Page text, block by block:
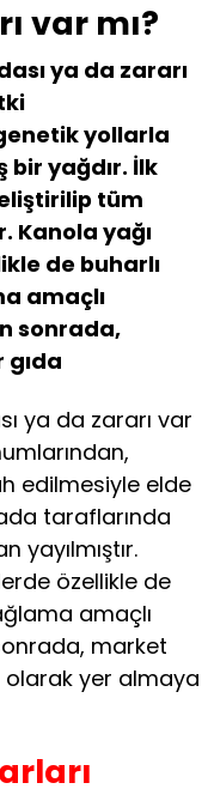
var mı?
ya da zararı
yollarla
bir yağdır. İlk
tüm
Kanola yağı
de buharlı
amaçlı
sonrada,
ya da zararı var
edilmesiyle elde
taraflarında
özellikle de
amaçlı
market
olarak yer almaya